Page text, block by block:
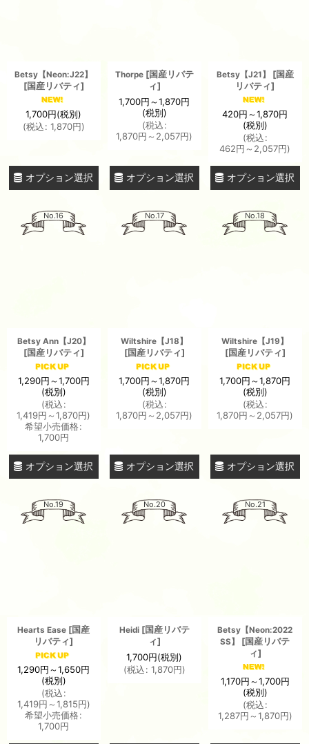
Betsy【Neon:J22】
[国産リバティ]
1,700円(税別)
(税込: 1,870円)
オプション選択
Thorpe [国産リバテ
ィ]
1,700円～1,870円
(税別)
(税込:
1,870円 ～2,057円)
オプション選択
Betsy【J21】 [国産
リバティ]
420円～1,870円
(税別)
(税込:
462円 ～2,057円)
オプション選択
No.16
Betsy Ann【J20】
[国産リバティ]
1,290円～1,700円
(税別)
(税込:
1,419円 ～1,870円)
希望小売価格:
1,700円
オプション選択
No.17
Wiltshire【J18】
[国産リバティ]
1,700円～1,870円
(税別)
(税込:
1,870円 ～2,057円)
オプション選択
No.18
Wiltshire【J19】
[国産リバティ]
1,700円～1,870円
(税別)
(税込:
1,870円 ～2,057円)
オプション選択
No.19
Hearts Ease [国産
リバティ]
1,290円～1,650円
(税別)
(税込:
1,419円 ～1,815円)
希望小売価格:
1,700円
No.20
Heidi [国産リバテ
ィ]
1,700円(税別)
(税込: 1,870円)
No.21
Betsy【Neon:2022
SS】
[国産リバテ
ィ]
1,170円～1,700円
(税別)
(税込:
1,287円 ～1,870円)